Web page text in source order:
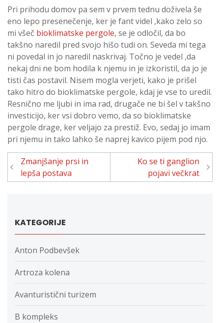
Pri prihodu domov pa sem v prvem tednu doživela še
eno lepo presenečenje, ker je fant videl ,kako zelo so
mi všeč bioklimatske pergole, se je odločil, da bo
takšno naredil pred svojo hišo tudi on. Seveda mi tega
ni povedal in jo naredil naskrivaj. Točno je vedel ,da
nekaj dni ne bom hodila k njemu in je izkoristil, da jo je
tisti čas postavil. Nisem mogla verjeti, kako je prišel
tako hitro do bioklimatske pergole, kdaj je vse to uredil.
Resnično me ljubi in ima rad, drugače ne bi šel v takšno
investicijo, ker vsi dobro vemo, da so bioklimatske
pergole drage, ker veljajo za prestiž. Evo, sedaj jo imam
pri njemu in tako lahko še naprej kavico pijem pod njo.
Navigacija
prispevka
Zmanjšanje prsi in
lepša postava
Ko se ti ganglion
pojavi večkrat
KATEGORIJE
Anton Podbevšek
Artroza kolena
Avanturistični turizem
B kompleks